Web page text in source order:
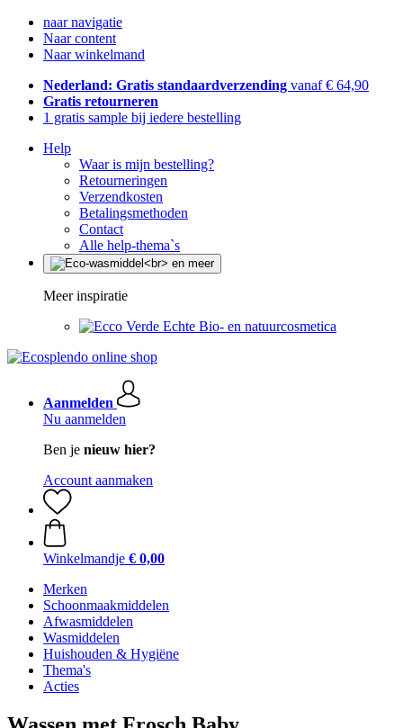
naar navigatie
Naar content
Naar winkelmand
Nederland: Gratis standaardverzending vanaf € 64,90
Gratis retourneren
1 gratis sample bij iedere bestelling
Help
Waar is mijn bestelling?
Retourneringen
Verzendkosten
Betalingsmethoden
Contact
Alle help-thema`s
Meer inspiratie
Echte Bio- en natuurcosmetica
Aanmelden
Nu aanmelden
Ben je nieuw hier?
Account aanmaken
Winkelmandje € 0,00
Merken
Schoonmaakmiddelen
Afwasmiddelen
Wasmiddelen
Huishouden & Hygiëne
Thema's
Acties